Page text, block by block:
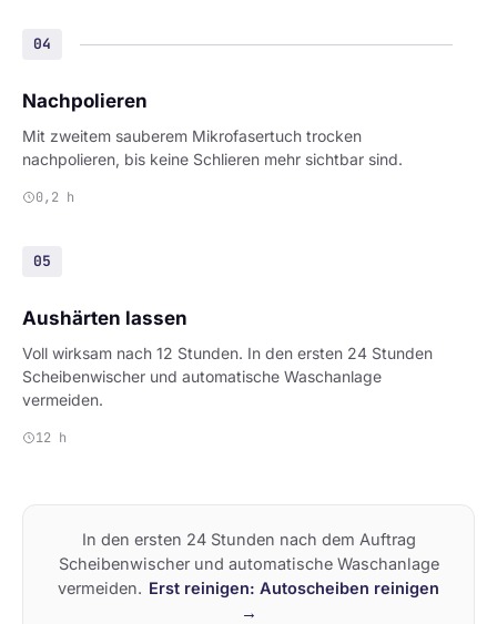
04
Nachpolieren
Mit zweitem sauberem Mikrofasertuch trocken
nachpolieren, bis keine Schlieren mehr sichtbar sind.
0,2 h
05
Aushärten lassen
Voll wirksam nach 12 Stunden. In den ersten 24 Stunden
Scheibenwischer und automatische Waschanlage
vermeiden.
12 h
In den ersten 24 Stunden nach dem Auftrag
Scheibenwischer und automatische Waschanlage
vermeiden. Erst reinigen: Autoscheiben reinigen
→